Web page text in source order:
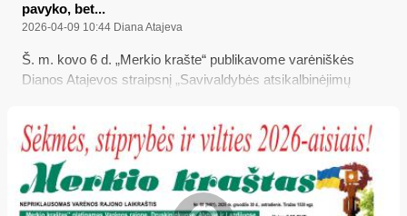
pavyko, bet...
2026-04-09 10:44 Diana Atajeva
Š. m. kovo 6 d. „Merkio krašte“ publikavome varėniškės
Dianos Atajevos straipsnį „Savivaldybės atsikalbinėjimų
straipsnio autorė rašė, kad jos prašymą atkreipti dėmesį į
netvarką, parkuojant automobilius Dzūkų gatvės daugiabučio
kieme, rajono savivaldybės administracija ignoravo, bet štai
Lietuvos administracinių ginčų komisija, į kurią po to kreipėsi
varėniškė, savivaldybės administracijai nurodė gyventojos